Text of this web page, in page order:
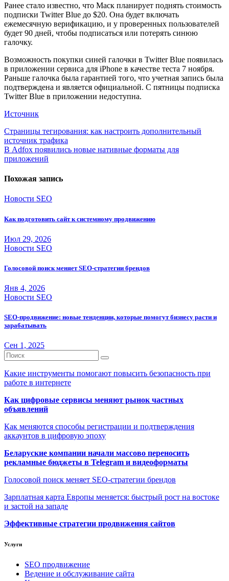
Ранее стало известно, что Маск планирует поднять стоимость
подписки Twitter Blue до $20. Она будет включать
ежемесячную верификацию, и у проверенных пользователей
будет 90 дней, чтобы подписаться или потерять синюю
галочку.
Возможность покупки синей галочки в Twitter Blue появилась
в приложении сервиса для iPhone в качестве теста 7 ноября.
Раньше галочка была гарантией того, что учетная запись была
подтверждена и является официальной. С пятницы подписка
Twitter Blue в приложении недоступна.
Источник
Навигация
по
записям
Страницы тегирования: как настроить дополнительный
источник трафика
В Adfox появились новые нативные форматы для
приложений
Похожая запись
Новости SEO
Как подготовить сайт к системному продвижению
Июл 29, 2026
Новости SEO
Голосовой поиск меняет SEO-стратегии брендов
Янв 4, 2026
Новости SEO
SEO-продвижение: новые тенденции, которые помогут бизнесу расти и
зарабатывать
Сен 1, 2025
Какие инструменты помогают повысить безопасность при
работе в интернете
Как цифровые сервисы меняют рынок частных
объявлений
Как меняются способы регистрации и подтверждения
аккаунтов в цифровую эпоху
Беларуские компании начали массово переносить
рекламные бюджеты в Telegram и видеоформаты
Голосовой поиск меняет SEO-стратегии брендов
Зарплатная карта Европы меняется: быстрый рост на востоке
и застой на западе
Эффективные стратегии продвижения сайтов
Услуги
SEO продвижение
Ведение и обслуживание сайта